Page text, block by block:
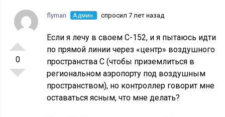
0
flyman Админ. спросил 7 лет назад
Если я лечу в своем C-152, и я пытаюсь идти
по прямой линии через «центр» воздушного
пространства C (чтобы приземлиться в
региональном аэропорту под воздушным
пространством), но контроллер говорит мне
оставаться ясным, что мне делать?